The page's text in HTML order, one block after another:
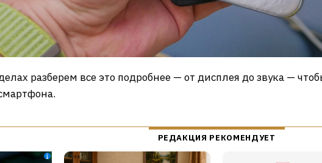
разберем все это подробнее — от дисплея до звука —